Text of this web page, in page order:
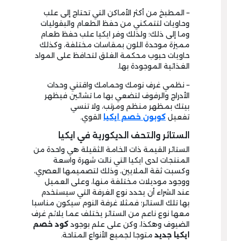
– المطبخ من أكثر الأماكن التي تحتاج إلى علب
وحاويات لتتمكني من حفظ الطعام والبقوليات
وما إلى ذلك؛ ولذلك وفر ايكيا علب حفظ طعام
مميزة موحدة اللون بمقاسات مختلفة، وكذلك
حاويات حبوب محكمة الغلق لتحافظ على المواد
الغذائية الموجودة بها.
– نظمي غرف نومك وحمامك واقتني وحدات
الأدراج والرفوف لتضعي بها ما تشائين فيظهر
بيتك بمظهر منظم ومرتب، ولا تنسي
تفعيل كوبون خصم ايكيا القوي.
الستائر والتحف الديكورية في ايكيا
الستائر القيمة ذات الخامة الثقيلة هي واحدة من
المنتجات لدى ايكيا التي نالت شهرة واسعة
وكسبت ثقة الملايين، وذلك لتصميمها العصري،
ووجود موديلات مختلفة منها، وعلى العميل
عند الشراء أن يحدد نوع الغرفة التي سيستخدم
بها تلك الستائر؛ فمثلا غرفة النوم سيكون مناسبا
معها نوع ناعم من الستائر يختلف عما يلائم غرف
الضيوف وهكذا، وكن على علم بوجود كود خصم
ايكيا جديد متوجا لجميع الأنواع المتاحة.